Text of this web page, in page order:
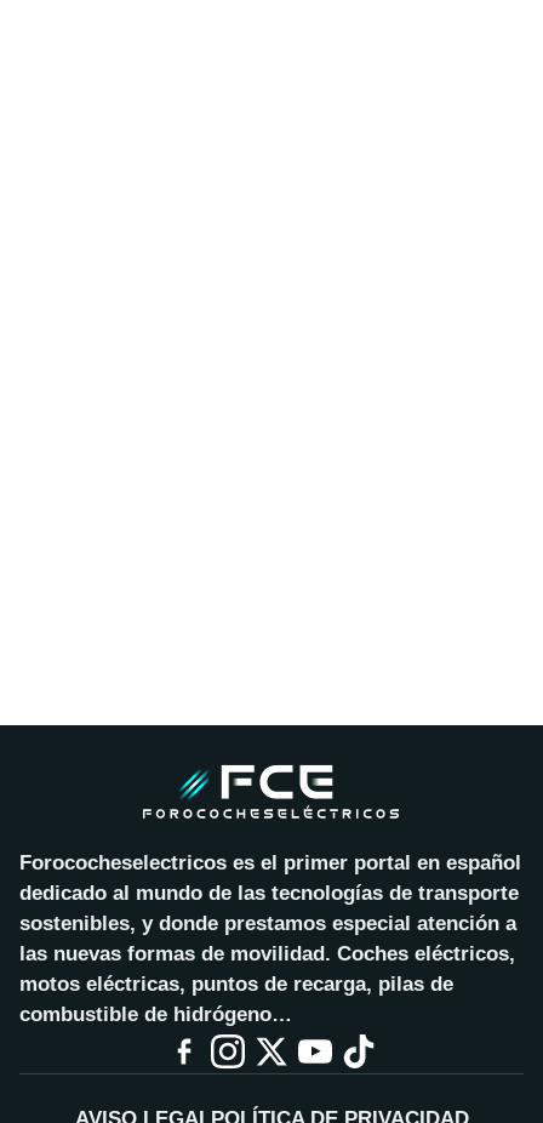
Forococheselectricos es el primer portal en español
dedicado al mundo de las tecnologías de transporte
sostenibles, y donde prestamos especial atención a
las nuevas formas de movilidad. Coches eléctricos,
motos eléctricas, puntos de recarga, pilas de
combustible de hidrógeno…
AVISO LEGAL POLÍTICA DE PRIVACIDAD